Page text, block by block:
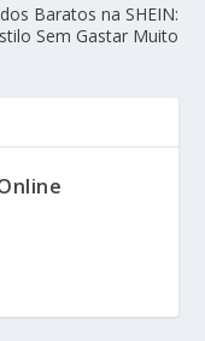
Baratos na SHEIN:
Sem Gastar Muito